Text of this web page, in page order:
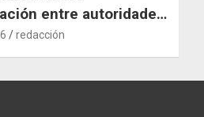
entre autoridades
para mitigar el
redacción